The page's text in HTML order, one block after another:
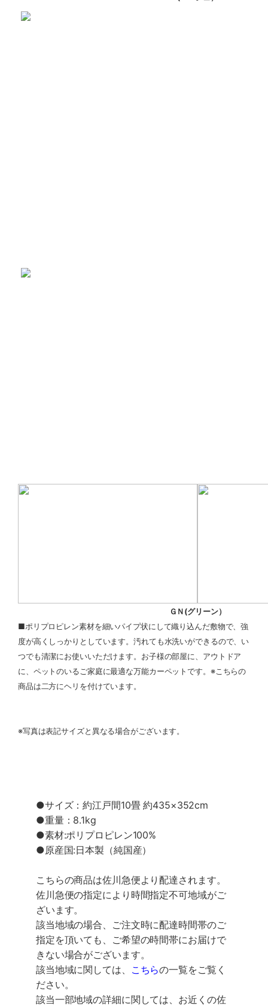
ＧＮ(グリーン）
■ポリプロピレン素材を細いパイプ状にして織り込んだ敷物で、強
度が高くしっかりとしています。汚れても水洗いができるので、い
つでも清潔にお使いいただけます。お子様の部屋に、アウトドア
に、ペットのいるご家庭に最適な万能カーペットです。※こちらの
商品は二方にヘリを付けています。
※写真は表記サイズと異なる場合がございます。
●サイズ：約江戸間10畳 約435×352cm
●重量：8.1kg
●素材:ポリプロピレン100%
●原産国:日本製（純国産）
こちらの商品は佐川急便より配達されます。
佐川急便の指定により時間指定不可地域がご
ざいます。
該当地域の場合、ご注文時に配達時間帯のご
指定を頂いても、ご希望の時間帯にお届けで
きない場合がございます。
該当地域に関しては、
こちらの一覧をご覧く
ださい。
該当一部地域の詳細に関しては、お近くの佐